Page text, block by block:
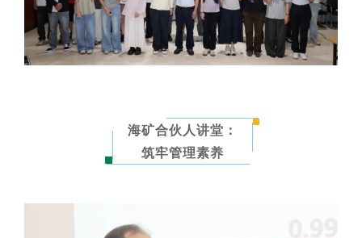
海矿合伙人讲堂：
筑牢管理素养